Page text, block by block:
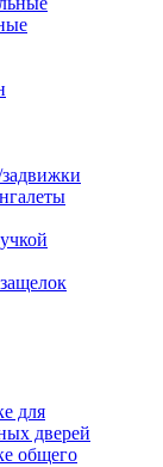
для
дверей
общего